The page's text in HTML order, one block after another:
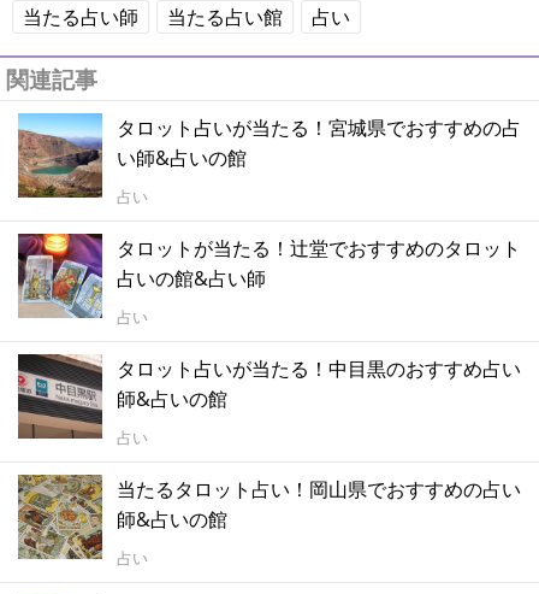
当たる占い師 当たる占い館 占い
関連記事
タロット占いが当たる！宮城県でおすすめの占
い師&占いの館
占い
タロットが当たる！辻堂でおすすめのタロット
占いの館&占い師
占い
タロット占いが当たる！中目黒のおすすめ占い
師&占いの館
占い
当たるタロット占い！岡山県でおすすめの占い
師&占いの館
占い